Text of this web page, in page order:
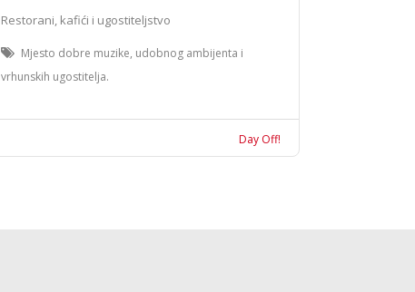
Restorani, kafići i ugostiteljstvo
Mjesto dobre muzike, udobnog ambijenta i
vrhunskih ugostitelja.
Day Off!